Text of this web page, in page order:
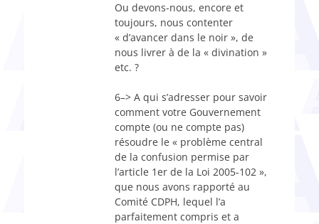
Ou devons-nous, encore et
toujours, nous contenter
« d’avancer dans le noir », de
nous livrer à de la « divination »
etc. ?
6–> A qui s’adresser pour savoir
comment votre Gouvernement
compte (ou ne compte pas)
résoudre le « problème central
de la confusion permise par
l’article 1er de la Loi 2005-102 »,
que nous avons rapporté au
Comité CDPH, lequel l’a
parfaitement compris et a